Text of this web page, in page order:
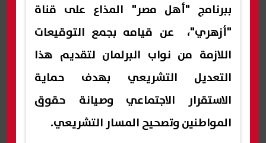
ببرنامج "أهل مصر" المذاع على قناة
"أزهري"، عن قيامه بجمع التوقيعات
اللازمة من نواب البرلمان لتقديم هذا
التعديل التشريعي بهدف حماية
الاستقرار الاجتماعي وصيانة حقوق
المواطنين وتصحيح المسار التشريعي.